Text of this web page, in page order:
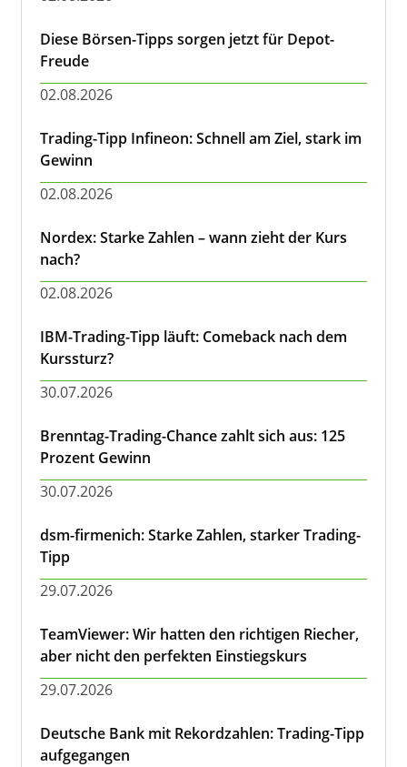
Diese Börsen-Tipps sorgen jetzt für Depot-
Freude
02.08.2026
Trading-Tipp Infineon: Schnell am Ziel, stark im
Gewinn
02.08.2026
Nordex: Starke Zahlen – wann zieht der Kurs
nach?
02.08.2026
IBM-Trading-Tipp läuft: Comeback nach dem
Kurssturz?
30.07.2026
Brenntag-Trading-Chance zahlt sich aus: 125
Prozent Gewinn
30.07.2026
dsm-firmenich: Starke Zahlen, starker Trading-
Tipp
29.07.2026
TeamViewer: Wir hatten den richtigen Riecher,
aber nicht den perfekten Einstiegskurs
29.07.2026
Deutsche Bank mit Rekordzahlen: Trading-Tipp
aufgegangen